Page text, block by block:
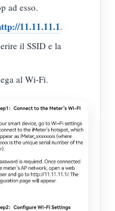
ad esso.
11.11.11.1.
il SSID e la
al Wi-Fi.